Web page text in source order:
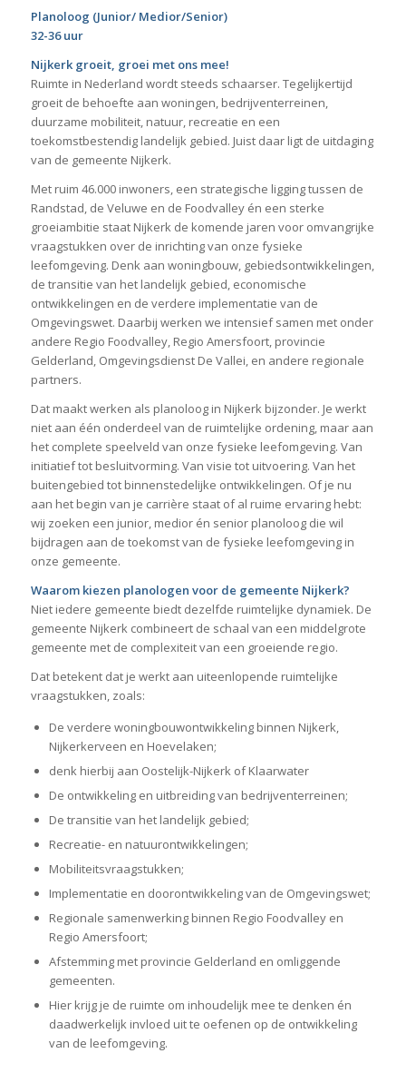
Planoloog (Junior/ Medior/Senior)
32-36 uur
Nijkerk groeit, groei met ons mee!
Ruimte in Nederland wordt steeds schaarser. Tegelijkertijd
groeit de behoefte aan woningen, bedrijventerreinen,
duurzame mobiliteit, natuur, recreatie en een
toekomstbestendig landelijk gebied. Juist daar ligt de uitdaging
van de gemeente Nijkerk.
Met ruim 46.000 inwoners, een strategische ligging tussen de
Randstad, de Veluwe en de Foodvalley én een sterke
groeiambitie staat Nijkerk de komende jaren voor omvangrijke
vraagstukken over de inrichting van onze fysieke
leefomgeving. Denk aan woningbouw, gebiedsontwikkelingen,
de transitie van het landelijk gebied, economische
ontwikkelingen en de verdere implementatie van de
Omgevingswet. Daarbij werken we intensief samen met onder
andere Regio Foodvalley, Regio Amersfoort, provincie
Gelderland, Omgevingsdienst De Vallei, en andere regionale
partners.
Dat maakt werken als planoloog in Nijkerk bijzonder. Je werkt
niet aan één onderdeel van de ruimtelijke ordening, maar aan
het complete speelveld van onze fysieke leefomgeving. Van
initiatief tot besluitvorming. Van visie tot uitvoering. Van het
buitengebied tot binnenstedelijke ontwikkelingen. Of je nu
aan het begin van je carrière staat of al ruime ervaring hebt:
wij zoeken een junior, medior én senior planoloog die wil
bijdragen aan de toekomst van de fysieke leefomgeving in
onze gemeente.
Waarom kiezen planologen voor de gemeente Nijkerk?
Niet iedere gemeente biedt dezelfde ruimtelijke dynamiek. De
gemeente Nijkerk combineert de schaal van een middelgrote
gemeente met de complexiteit van een groeiende regio.
Dat betekent dat je werkt aan uiteenlopende ruimtelijke
vraagstukken, zoals:
De verdere woningbouwontwikkeling binnen Nijkerk,
Nijkerkerveen en Hoevelaken;
denk hierbij aan Oostelijk-Nijkerk of Klaarwater
De ontwikkeling en uitbreiding van bedrijventerreinen;
De transitie van het landelijk gebied;
Recreatie- en natuurontwikkelingen;
Mobiliteitsvraagstukken;
Implementatie en doorontwikkeling van de Omgevingswet;
Regionale samenwerking binnen Regio Foodvalley en
Regio Amersfoort;
Afstemming met provincie Gelderland en omliggende
gemeenten.
Hier krijg je de ruimte om inhoudelijk mee te denken én
daadwerkelijk invloed uit te oefenen op de ontwikkeling
van de leefomgeving.